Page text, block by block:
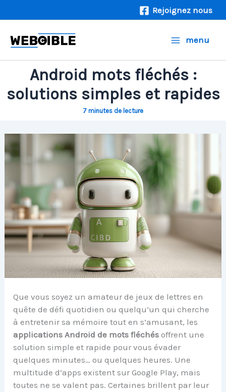
au
Rejoignez nous
menu
Android mots fléchés :
solutions simples et rapides
7 minutes de lecture
Que vous soyez un amateur de jeux de lettres en
quête de défi quotidien ou quelqu’un qui cherche
à entretenir sa mémoire tout en s’amusant, les
applications Android de mots fléchés offrent une
solution simple et rapide pour vous évader
quelques minutes… ou quelques heures. Une
multitude d’apps existent sur Google Play, mais
toutes ne se valent pas. Certaines brillent par leur